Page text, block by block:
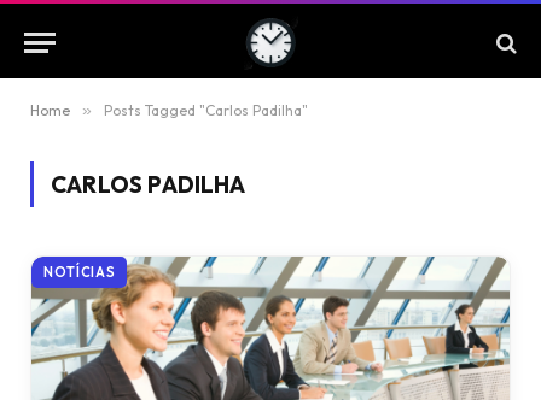
Home » Posts Tagged "Carlos Padilha"
CARLOS PADILHA
NOTÍCIAS